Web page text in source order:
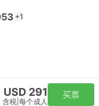
+1
USD 291
含税 每个成人
买票